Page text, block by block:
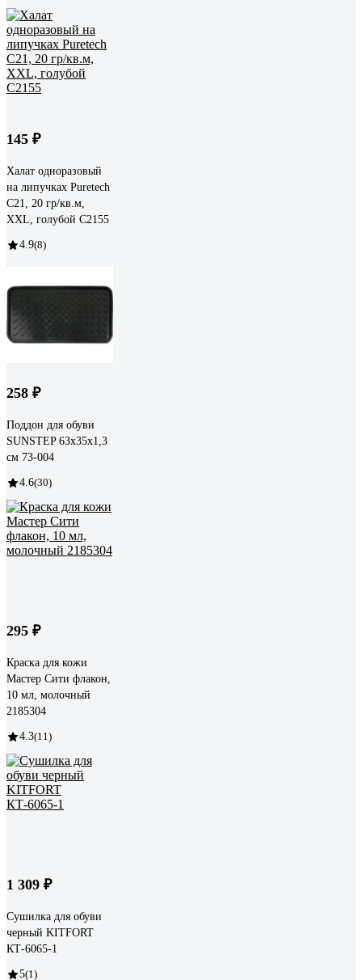
145 ₽
Халат одноразовый
на липучках Puretech
C21, 20 гр/кв.м,
XXL, голубой C2155
4.9(8)
258 ₽
Поддон для обуви
SUNSTEP 63х35х1,3
см 73-004
4.6(30)
295 ₽
Краска для кожи
Мастер Сити флакон,
10 мл, молочный
2185304
4.3(11)
1 309 ₽
Сушилка для обуви
черный KITFORT
КТ-6065-1
5(1)